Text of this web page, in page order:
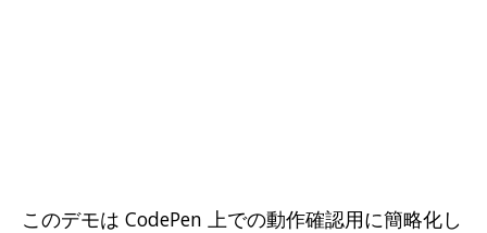
このデモは CodePen 上での動作確認用に簡略化し